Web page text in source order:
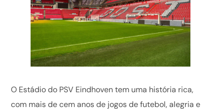
O Estádio do PSV Eindhoven tem uma história rica,
com mais de cem anos de jogos de futebol, alegria e